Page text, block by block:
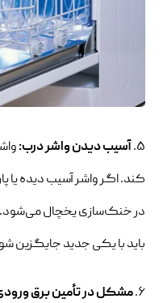
۵. آسیب دیدن واشر درب:
کند. اگر واشر آسیب دیده یا
در خنک‌سازی یخچال می‌شود.
باید با یکی جدید جایگزین
۶. مشکل در تأمین برق